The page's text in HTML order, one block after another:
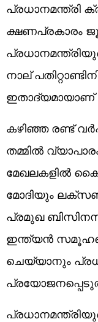
പ്രധാനമന്ത്രി
ക്ഷണപ്രകാരം
നാല്
കഴിഞ്ഞ രണ്ട്
തമ്മില്‍
മേഖലകളില്‍
മോദിയും
പ്രമുഖ
ഇന്ത്യന്‍
ചെയ്യാനും